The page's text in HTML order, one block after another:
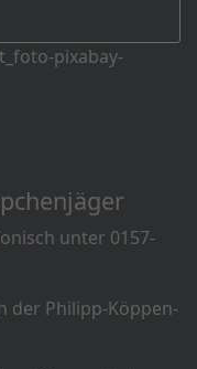
unter 0157-
der Philipp-Köppen-